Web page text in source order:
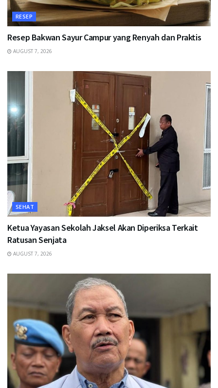
RESEP
Resep Bakwan Sayur Campur yang Renyah dan Praktis
AUGUST 7, 2026
SEHAT
Ketua Yayasan Sekolah Jaksel Akan Diperiksa Terkait
Ratusan Senjata
AUGUST 7, 2026